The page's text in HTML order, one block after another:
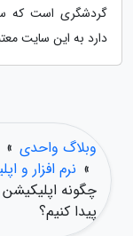
گردشگری است که
دارد به این سایت
وبلاگ واحدی »
» نرم افزار و
پیدا کنیم؟